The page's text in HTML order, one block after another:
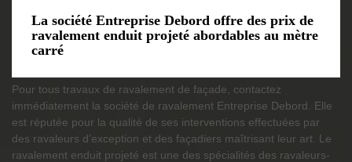
La société Entreprise Debord offre des prix de
ravalement enduit projeté abordables au mètre
carré
Pour tous travaux de ravalement de façade, contactez
immédiatement la société de ravalement Entreprise Debord. Elle
est réputée pour la qualité de ses interventions effectuées par
des ravaleurs d’exception et des façadiers maîtrisant leur art. Le
ravalement enduit projeté est une des spécialités des ravaleurs-